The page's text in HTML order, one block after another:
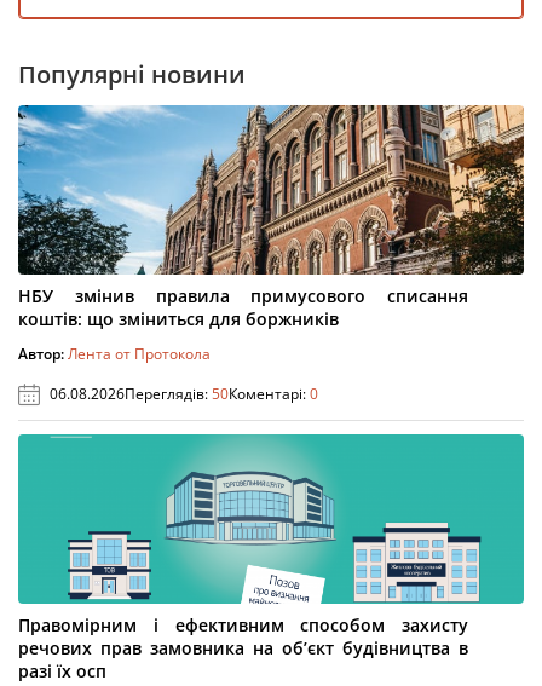
Популярні новини
НБУ змінив правила примусового списання
коштів: що зміниться для боржників
Автор:Лента от Протокола
06.08.2026Переглядів:50Коментарі:0
Правомірним і ефективним способом захисту
речових прав замовника на об’єкт будівництва в
разі їх осп